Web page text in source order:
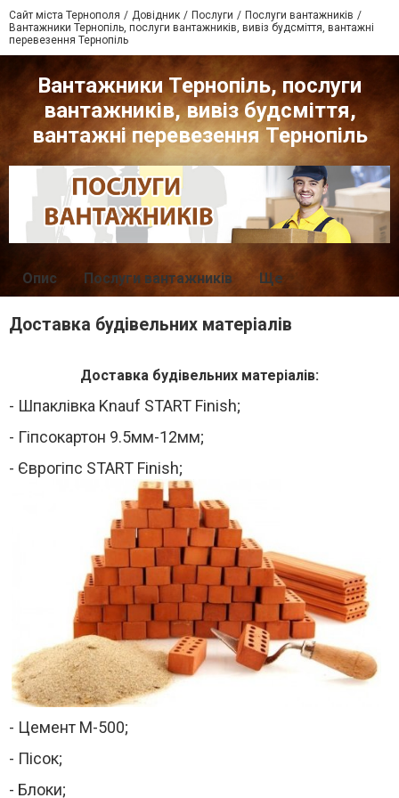
Сайт міста Тернополя Довідник Послуги
Послуги вантажників
Вантажники Тернопіль, послуги вантажників, вивіз будсміття, вантажні
перевезення Тернопіль
Вантажники Тернопіль, послуги
вантажників, вивіз будсміття,
вантажні перевезення Тернопіль
Опис Послуги вантажників Ще
Доставка будівельних матеріалів
Доставка будівельних матеріалів:
- Шпаклівка Knauf START Finish;
- Гіпсокартон 9.5мм-12мм;
- Єврогіпс START Finish;
- Цемент М-500;
- Пісок;
- Блоки;